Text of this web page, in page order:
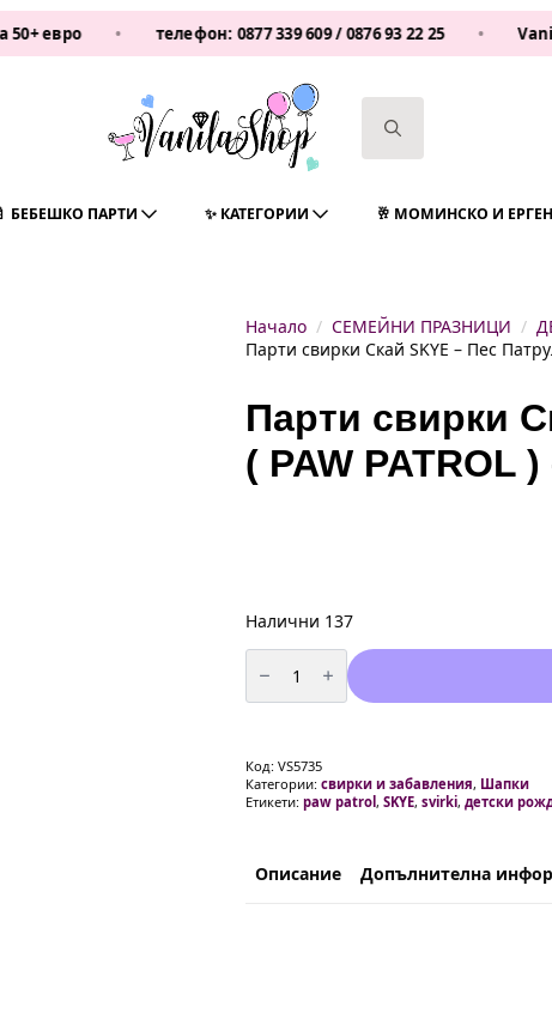
• телефон:0877 339 609/0876 93 22 25 •
БЕБЕШКО ПАРТИ ✨ КАТЕГОРИИ 🥂 МОМИНСКО И
Начало СЕМЕЙНИ ПРАЗНИЦИ
Парти свирки Скай SKYE – Пес
Парти свирки
( PAW PATROL
Налични 137
количество
за
Парти
свирки
-
Пес
Патрул
(
Код: VS5735
Категории: свирки и забавления, Шапки
Етикети: paw patrol , SKYE, svirki, детски
Описание Допълнителна